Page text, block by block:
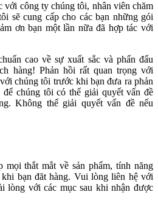
với công ty chúng tôi, nhân viên chăm
sẽ cung cấp cho các bạn những gói
ơn bạn một lần nữa đã hợp tác với
cao về sự xuất sắc và phấn đấu
hàng! Phản hồi rất quan trọng với
chúng tôi trước khi bạn đưa ra phản
chúng tôi có thể giải quyết vấn đề
Không thể giải quyết vấn đề nếu
mọi thắt mắt về sản phẩm, tính năng
khi bạn đăt hàng. Vui lòng liên hệ với
lòng với các mục sau khi nhận được